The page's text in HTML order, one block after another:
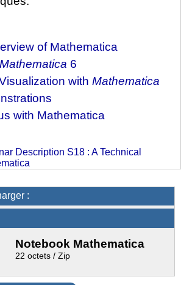
of Mathematica
Mathematica 6
with Mathematica
with Mathematica
Description S18 : A Technical
:
Notebook Mathematica
22 octets / Zip